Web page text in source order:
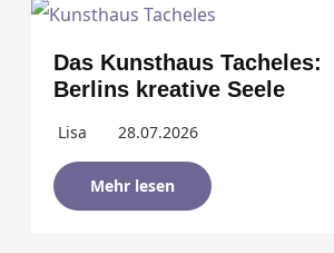
Das Kunsthaus Tacheles:
Berlins kreative Seele
Lisa 28.07.2026
Mehr lesen